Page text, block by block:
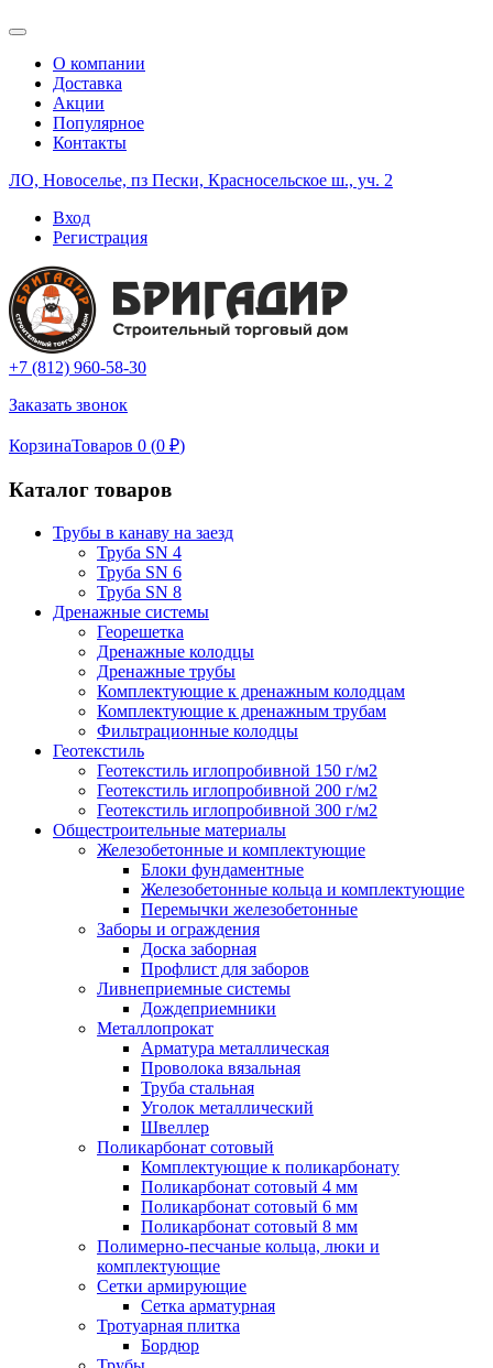
О компании
Доставка
Акции
Популярное
Контакты
ЛО, Новоселье, пз Пески, Красносельское ш., уч. 2
Вход
Регистрация
+7 (812) 960-58-30
Заказать звонок
КорзинаТоваров 0 (0 ₽)
Каталог товаров
Трубы в канаву на заезд
Труба SN 4
Труба SN 6
Труба SN 8
Дренажные системы
Георешетка
Дренажные колодцы
Дренажные трубы
Комплектующие к дренажным колодцам
Комплектующие к дренажным трубам
Фильтрационные колодцы
Геотекстиль
Геотекстиль иглопробивной 150 г/м2
Геотекстиль иглопробивной 200 г/м2
Геотекстиль иглопробивной 300 г/м2
Общестроительные материалы
Железобетонные и комплектующие
Блоки фундаментные
Железобетонные кольца и комплектующие
Перемычки железобетонные
Заборы и ограждения
Доска заборная
Профлист для заборов
Ливнеприемные системы
Дождеприемники
Металлопрокат
Арматура металлическая
Проволока вязальная
Труба стальная
Уголок металлический
Швеллер
Поликарбонат сотовый
Комплектующие к поликарбонату
Поликарбонат сотовый 4 мм
Поликарбонат сотовый 6 мм
Поликарбонат сотовый 8 мм
Полимерно-песчаные кольца, люки и
комплектующие
Сетки армирующие
Сетка арматурная
Тротуарная плитка
Бордюр